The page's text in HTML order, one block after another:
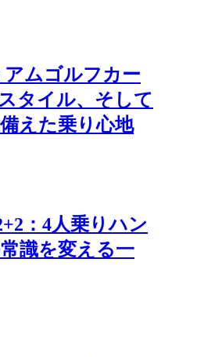
ムゴルフカー
タイル、そして
えた乗り心地
：4人乗りハン
識を変える一